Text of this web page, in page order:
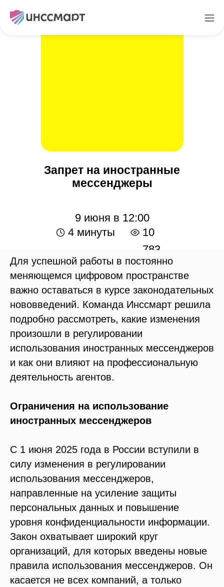
Запрет на иностранные
мессенджеры
10
783
4 минуты
9 июня в 12:00
Для успешной работы в постоянно
меняющемся цифровом пространстве
важно оставаться в курсе законодательных
нововведений. Команда Инссмарт решила
подробно рассмотреть, какие изменения
произошли в регулировании
использования иностранных мессенджеров
и как они влияют на профессиональную
деятельность агентов.
Ограничения на использование
иностранных мессенджеров
С 1 июня 2025 года в России вступили в
силу изменения в регулировании
использования мессенджеров,
направленные на усиление защиты
персональных данных и повышение
уровня конфиденциальности информации.
Закон охватывает широкий круг
организаций, для которых введены новые
правила использования мессенджеров. Он
касается не всех компаний, а только